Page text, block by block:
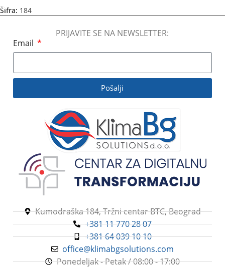
Šifra: 184
PRIJAVITE SE NA NEWSLETTER:
Email
Pošalji
Kumodraška 184, Tržni centar BTC, Beograd
+381 11 770 28 07
+381 64 039 10 10
office@klimabgsolutions.com
Ponedeljak - Petak / 08:00 - 17:00